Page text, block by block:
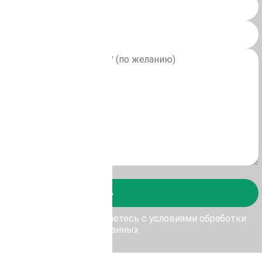
Отправить
Отправить, Вы соглашаетесь с условиями обработки
персональных данных